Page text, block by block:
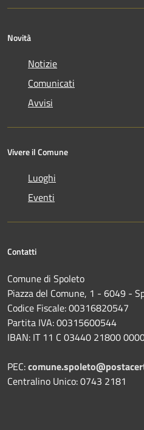
Novità
Notizie
Comunicati
Avvisi
Vivere il Comune
Luoghi
Eventi
Contatti
Comune di Spoleto
Piazza del Comune, 1 - 6049 -
Codice Fiscale: 00316820547
Partita IVA: 00315600544
IBAN: IT 11 C 03440 21800
PEC:
Centralino Unico: 0743 2181